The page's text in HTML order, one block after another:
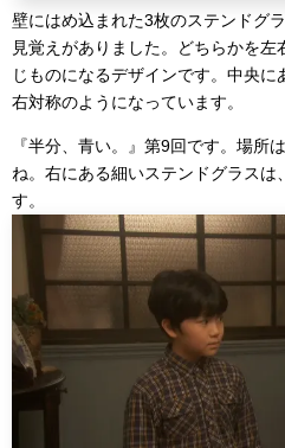
壁にはめ込まれた3枚のステンドグ
見覚えがありました。どちらかを
じものになるデザインです。中央
右対称のようになっています。
『半分、青い。』第9回です。場所
ね。右にある細いステンドグラス
す。